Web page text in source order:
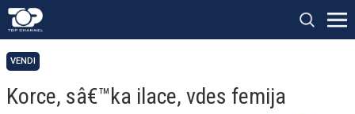
VENDI
Korce, sâ€™ka ilace, vdes femija